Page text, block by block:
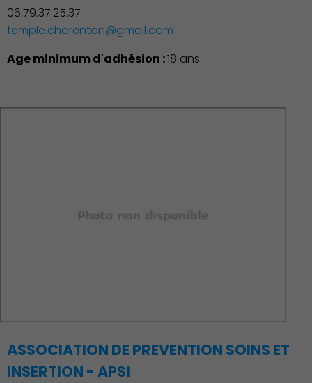
Environnement cadre de
06.79.37.25.37
temple.charenton@gmail.com
Age minimum d'adhésion :18 ans
ASSOCIATION DE PREVENTION SOINS ET
INSERTION - APSI